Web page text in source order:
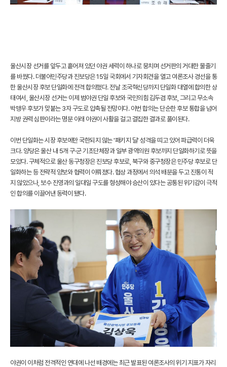
울산시장 선거를 앞두고 흩어져 있던 야권 세력이 하나로 뭉치며 선거판의 거대한 물줄기
를 바꿨다. 더불어민주당과 진보당은 15일 국회에서 기자회견을 열고 여론조사 경선을 통
한 울산시장 후보 단일화에 전격 합의했다. 전날 조국혁신당까지 단일화 대열에 합의한 상
태여서, 울산시장 선거는 이제 범야권 단일 후보와 국민의힘 김두겸 후보, 그리고 무소속
박맹우 후보가 맞붙는 3자 구도로 압축될 전망이다. 이번 합의는 단순한 후보 통합을 넘어
지방 권력 심판이라는 명분 아래 야권이 사활을 걸고 결집한 결과로 풀이된다.
이번 단일화는 시장 후보에만 국한되지 않는 '패키지 딜' 성격을 띠고 있어 파급력이 더욱
크다. 양당은 울산 내 5개 구·군 기초단체장과 일부 광역의원 후보까지 단일화하기로 뜻을
모았다. 구체적으로 울산 동구청장은 진보당 후보로, 북구와 중구청장은 민주당 후보로 단
일화하는 등 전략적 양보와 협력이 이뤄졌다. 협상 과정에서 의석 배분을 두고 진통이 적
지 않았으나, 보수 진영과의 일대일 구도를 형성해야 승산이 있다는 공통된 위기감이 극적
인 합의를 이끌어낸 동력이 됐다.
야권이 이처럼 전격적인 연대에 나선 배경에는 최근 발표된 여론조사의 위기 지표가 자리